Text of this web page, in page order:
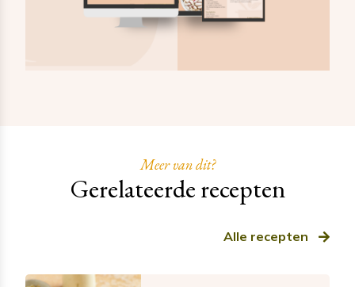
Meer van dit?
Gerelateerde recepten
Alle recepten